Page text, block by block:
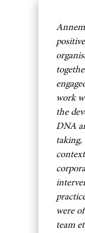
work
the
DNA
taking,
were
team